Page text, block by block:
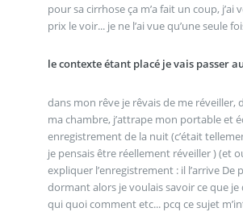
pour sa cirrhose ça m’a fait un coup, j’ai
prix le voir... je ne l’ai vue qu’une seule
le contexte étant placé je vais passer
dans mon rêve je rêvais de me réveiller,
ma chambre, j’attrape mon portable et
enregistrement de la nuit (c’était
je pensais être réellement réveiller ) (et
expliquer l’enregistrement : il l’arrive De
dormant alors je voulais savoir ce que je
qui quoi comment etc... pcq ce sujet